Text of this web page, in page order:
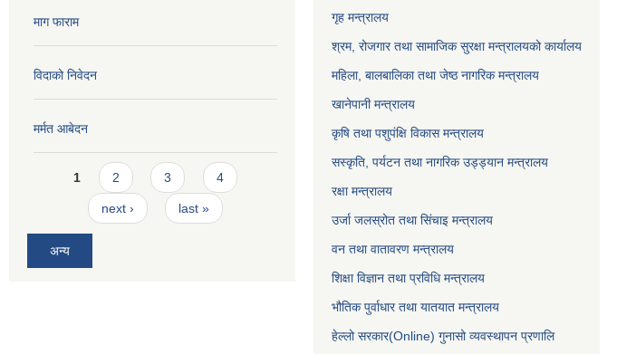
माग फाराम
विदाको निवेदन
मर्मत आबेदन
Pages
1 2 3 4
next › last »
अन्य
गृह मन्त्रालय
श्रम, रोजगार तथा सामाजिक सुरक्षा मन्त्रालयको कार्यालय
महिला, बालबालिका तथा जेष्ठ नागरिक मन्त्रालय
खानेपानी मन्त्रालय
कृषि तथा पशुपंक्षि विकास मन्त्रालय
सस्कृति, पर्यटन तथा नागरिक उड्ड्यान मन्त्रालय
रक्षा मन्त्रालय
उर्जा जलस्रोत तथा सिंचाइ मन्‍त्रालय
वन तथा वातावरण मन्त्रालय
शिक्षा विज्ञान तथा प्रविधि मन्त्रालय
भौतिक पुर्वाधार तथा यातयात मन्त्रालय
हेल्लो सरकार(Online) गुनासो व्यवस्थापन प्रणालि